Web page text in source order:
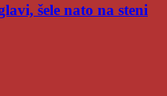
šele nato na steni